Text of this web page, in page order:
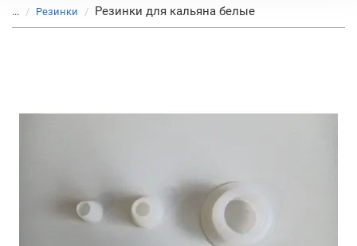
... Резинки Резинки для кальяна белые